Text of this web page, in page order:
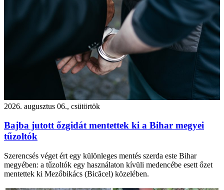
2026. augusztus 06., csütörtök
Bajba jutott őzgidát mentettek ki a Bihar megyei
tűzoltók
Szerencsés véget ért egy különleges mentés szerda este Bihar
megyében: a tűzoltók egy használaton kívüli medencébe esett őzet
mentettek ki Mezőbikács (Bicăcel) közelében.